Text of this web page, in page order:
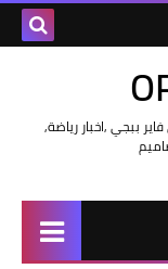
ببجي ,اخبار رياضة,